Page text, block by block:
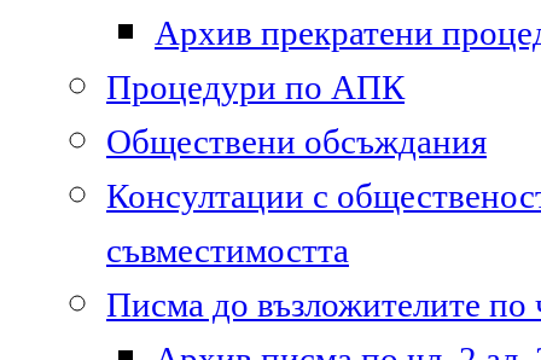
Архив прекратени
Процедури по АПК
Обществени обсъждания
Консултации с
съвместимостта
Писма до възложителите по